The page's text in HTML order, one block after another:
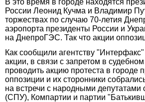
России Леонид Кучма и Владимир
торжествах по случаю 70-летия
аэропорта президенты России и
на ДнепроГЭС. Так что акции
Как сообщили агентству
акции, в связи с запретом в
проводить акцию протеста в городе
оппозиции и их сторонники
на встречи с народными депутатами
(СПУ), Компартии и партии